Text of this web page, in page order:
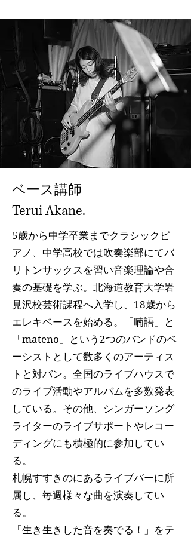
​ベース講師
Terui Akane.
5歳から中学卒業までクラシックピ
アノ、中学高校では吹奏楽部にてバ
リトンサックスを習い音楽理論や合
奏の基礎を学ぶ。北海道教育大学岩
見沢校芸術課程へ入学し、18歳から
エレキベースを始める。「喃語」と
「mateno」という2つのバンドのベ
ーシストとして数多くのアーティス
トと対バン。全国のライブハウスで
のライブ活動やアルバムを多数発表
している。その他、シンガーソング
ライターのライブサポートやレコー
ディングにも積極的に参加してい
る。
札幌すすきのにあるライブバーに所
属し、毎週様々な曲を演奏してい
る。
「生き生きした音を奏でる！」をテ